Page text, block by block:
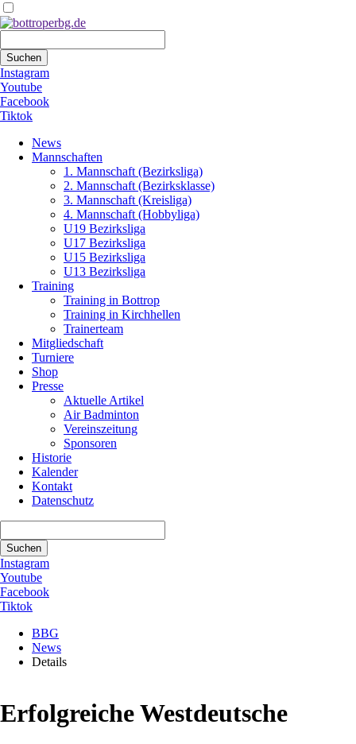
Suchen
Instagram
Youtube
Facebook
Tiktok
überspringen
News
Mannschaften
1. Mannschaft (Bezirksliga)
2. Mannschaft (Bezirksklasse)
3. Mannschaft (Kreisliga)
4. Mannschaft (Hobbyliga)
U19 Bezirksliga
U17 Bezirksliga
U15 Bezirksliga
U13 Bezirksliga
Training
Training in Bottrop
Training in Kirchhellen
Trainerteam
Mitgliedschaft
Turniere
Shop
Presse
Aktuelle Artikel
Air Badminton
Vereinszeitung
Sponsoren
Historie
Kalender
Kontakt
Datenschutz
Suchen
Instagram
Youtube
Facebook
Tiktok
BBG
News
Details
Erfolgreiche Westdeutsche